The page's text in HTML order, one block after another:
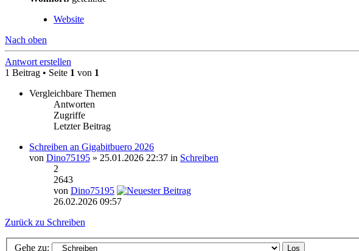
Website
Nach oben
Antwort erstellen
1 Beitrag • Seite 1 von 1
Vergleichbare Themen
Antworten
Zugriffe
Letzter Beitrag
Schreiben an Gigabitbuero 2026
von Dino75195 » 25.01.2026 22:37 in Schreiben
2
2643
von Dino75195
26.02.2026 09:57
Zurück zu Schreiben
Gehe zu: